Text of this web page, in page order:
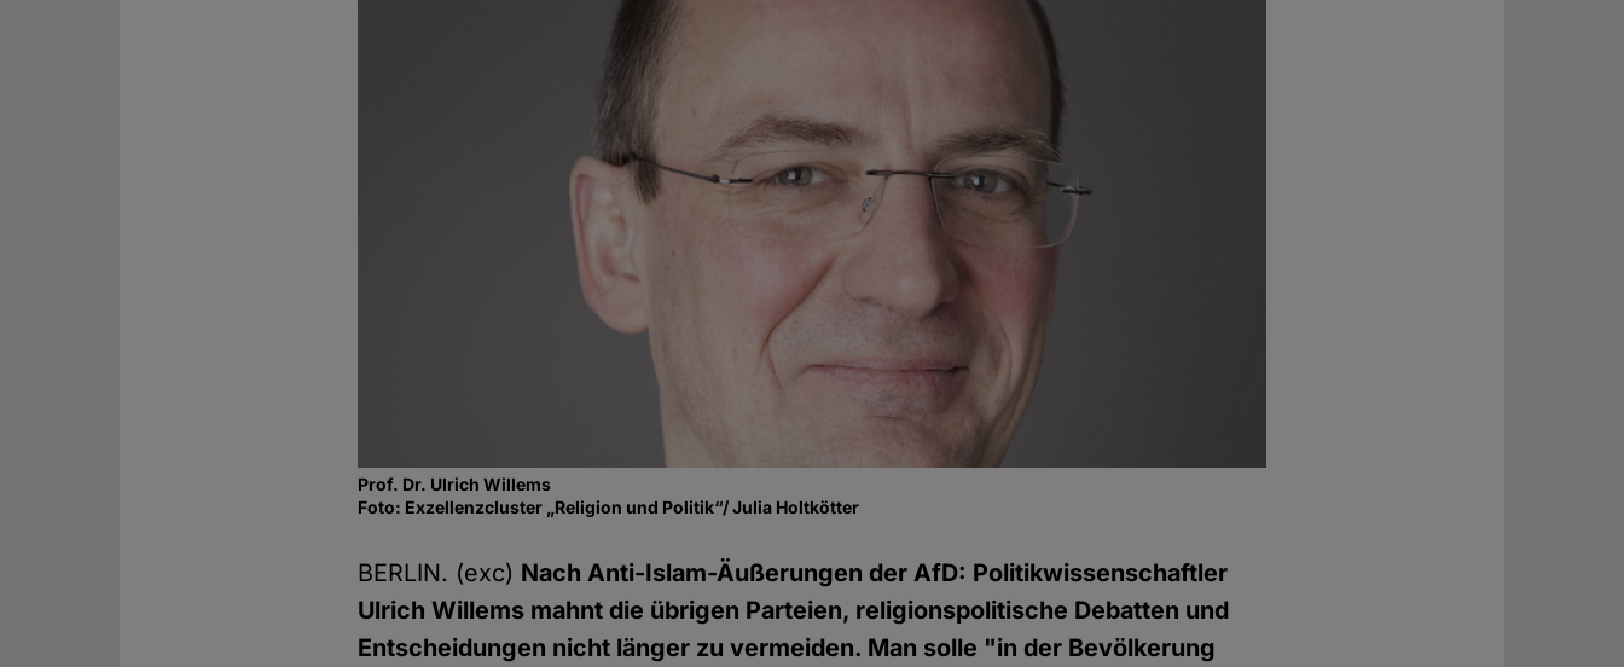
Prof. Dr. Ulrich Willems
Foto: Exzellenzcluster „Religion und Politik“/ Julia Holtkötter
BERLIN. (exc) Nach Anti-Islam-Äußerungen der AfD: Politikwissenschaftler
Ulrich Willems mahnt die übrigen Parteien, religionspolitische Debatten und
Entscheidungen nicht länger zu vermeiden. Man solle "in der Bevölkerung